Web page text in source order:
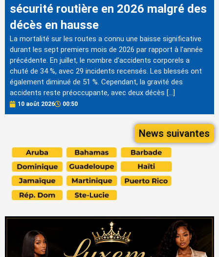
sécurité routière en 2026 malgré des
décès en hausse
La mortalité sur les routes a connu une baisse significative
durant les sept premiers mois de 2026 par rapport à l'année
précédente. En juillet, le nombre d'accidents corporels a
chuté de 34 %, avec 29 incidents recensés. Les blessés ont
également diminué de 51 %. Cependant, la gravité des
accidents reste préoccupante, avec deux décès […]
10 août 2026 00:50
News suivantes